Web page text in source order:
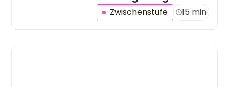
Zwischenstufe 15 min